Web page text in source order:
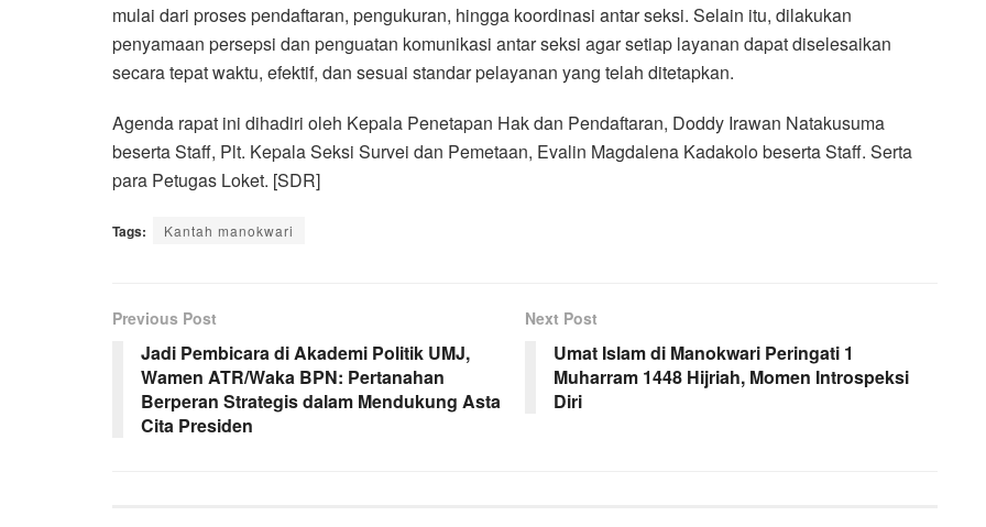
mulai dari proses pendaftaran, pengukuran, hingga koordinasi antar seksi. Selain itu, dilakukan
penyamaan persepsi dan penguatan komunikasi antar seksi agar setiap layanan dapat diselesaikan
secara tepat waktu, efektif, dan sesuai standar pelayanan yang telah ditetapkan.
Agenda rapat ini dihadiri oleh Kepala Penetapan Hak dan Pendaftaran, Doddy Irawan Natakusuma
beserta Staff, Plt. Kepala Seksi Survei dan Pemetaan, Evalin Magdalena Kadakolo beserta Staff. Serta
para Petugas Loket. [SDR]
Tags: Kantah manokwari
Previous Post
Jadi Pembicara di Akademi Politik UMJ,
Wamen ATR/Waka BPN: Pertanahan
Berperan Strategis dalam Mendukung Asta
Cita Presiden
Next Post
Umat Islam di Manokwari Peringati 1
Muharram 1448 Hijriah, Momen Introspeksi
Diri